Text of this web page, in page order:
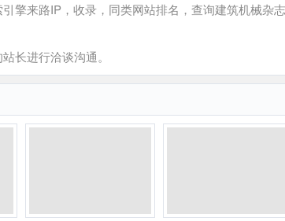
来路IP，收录，同类网站排名，查询建筑机械杂志
长进行洽谈沟通。